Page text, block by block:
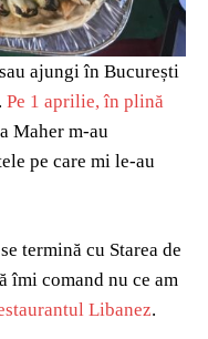
ajungi în București
Pe 1 aprilie, în plină
Maher m-au
pe care mi le-au
termină cu Starea de
îmi comand nu ce am
Libanez.